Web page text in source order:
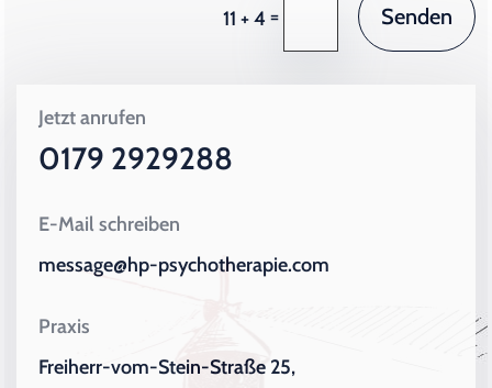
11 + 4 = Senden
Jetzt anrufen
0179 2929288
E-Mail schreiben
message@hp-psychotherapie.com
Praxis
Freiherr-vom-Stein-Straße 25,